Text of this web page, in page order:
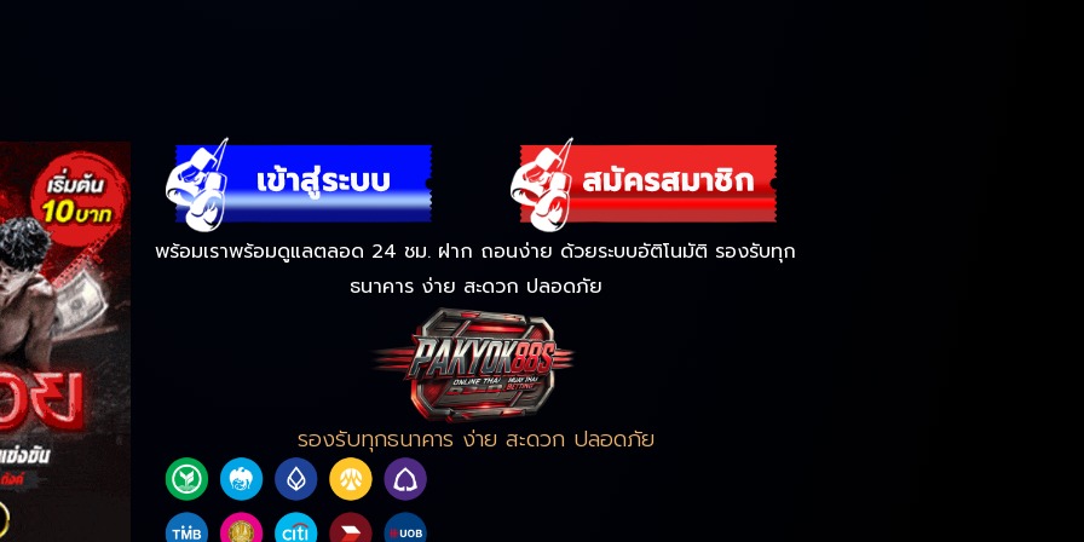
พร้อมเราพร้อมดูแลตลอด 24 ชม. ฝาก ถอนง่าย ด้วยระบบอัติโนมัติ รองรับทุก
ธนาคาร ง่าย สะดวก ปลอดภัย
รองรับทุกธนาคาร ง่าย สะดวก ปลอดภัย